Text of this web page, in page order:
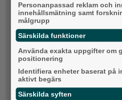
Detta händer i Alingsås
Backa/Kärra
Personanpassad reklam och
innehållsmätning samt
målgrupp
Särskilda funktioner
Använda exakta uppgifter om
positionering
Identifiera enheter baserat på
aktivt begärs
Särskilda syften